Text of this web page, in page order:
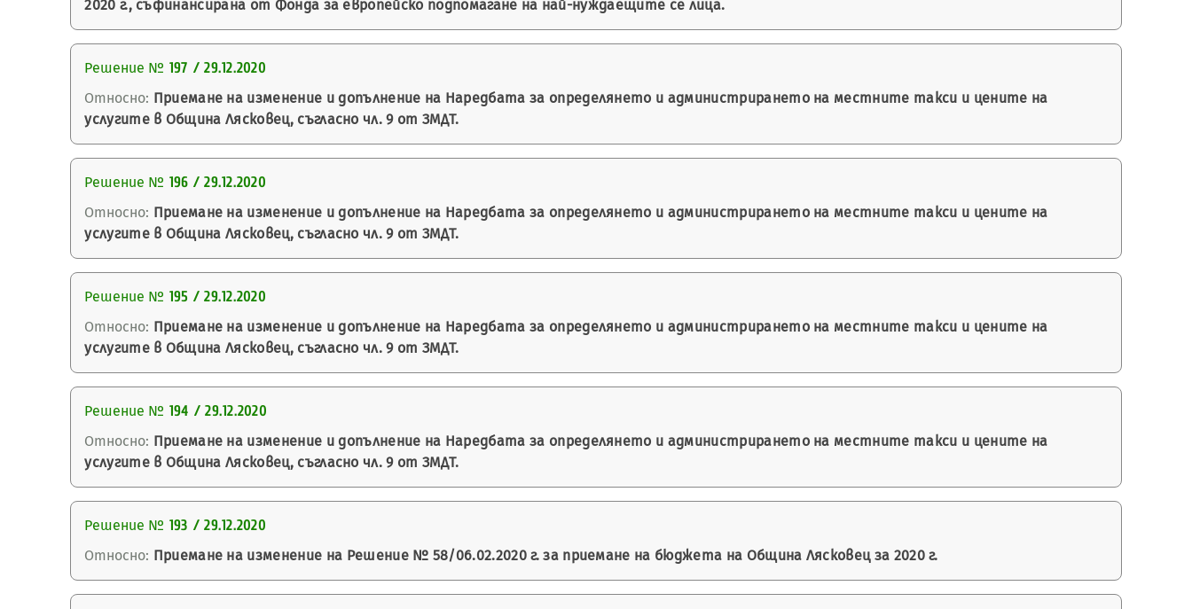
2020 г., съфинансирана от Фонда за европейско подпомагане на най-нуждаещите се лица.
Решение № 197 / 29.12.2020
Относно: Приемане на изменение и допълнение на Наредбата за определянето и администрирането на местните такси и цените на
услугите в Община Лясковец, съгласно чл. 9 от ЗМДТ.
Решение № 196 / 29.12.2020
Относно: Приемане на изменение и допълнение на Наредбата за определянето и администрирането на местните такси и цените на
услугите в Община Лясковец, съгласно чл. 9 от ЗМДТ.
Решение № 195 / 29.12.2020
Относно: Приемане на изменение и допълнение на Наредбата за определянето и администрирането на местните такси и цените на
услугите в Община Лясковец, съгласно чл. 9 от ЗМДТ.
Решение № 194 / 29.12.2020
Относно: Приемане на изменение и допълнение на Наредбата за определянето и администрирането на местните такси и цените на
услугите в Община Лясковец, съгласно чл. 9 от ЗМДТ.
Решение № 193 / 29.12.2020
Относно: Приемане на изменение на Решение № 58/06.02.2020 г. за приемане на бюджета на Община Лясковец за 2020 г.